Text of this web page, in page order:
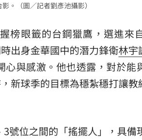
。（圖／記者劉彥池攝影）
榜眼籤的台鋼獵鷹，選進來
出身金華國中的潛力鋒衛林宇
與感激。他也透露，對於能
新球季的目標為穩紮穩打讓教
號位之間的「搖擺人」，具備